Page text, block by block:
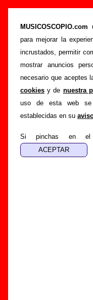
para mejorar la
incrustados, permitir
mostrar anuncios
necesario que aceptes
cookies y de nuestra
uso de esta web se
establecidas en su
Si pinchas en el
“Batido de
(Letra e
Portada >Vacaciones >
Esta página pretende
sobre lacanción
Vacaciones. Además
información sobre el
los que está incluido
encuentras errores o
ayudar a
completar